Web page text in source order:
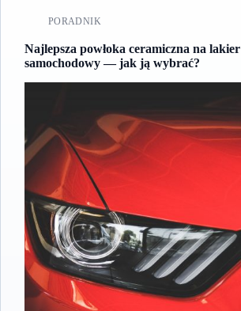
PORADNIK
Najlepsza powłoka ceramiczna na lakier
samochodowy — jak ją wybrać?